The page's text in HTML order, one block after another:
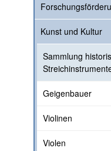
Kunst und Kultur
Sammlung
Geigenbauer
Violinen
Violen